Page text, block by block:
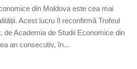
din Moldova este cea mai
Acest lucru îl reconfirmă Trofeul
de Academia de Studii Economice din
an consecutiv, în...